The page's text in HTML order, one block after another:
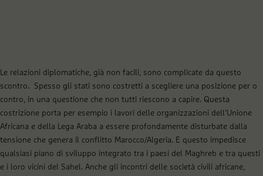
Le relazioni diplomatiche, già non facili, sono complicate da questo
scontro. Spesso gli stati sono costretti a scegliere una posizione per o
contro, in una questione che non tutti riescono a capire. Questa
costrizione porta per esempio i lavori delle organizzazioni dell’Unione
Africana e della Lega Araba a essere profondamente disturbate dalla
tensione che genera il conflitto Marocco/Algeria. E questo impedisce
qualsiasi piano di sviluppo integrato tra i paesi del Maghreb e tra questi
e i loro vicini del Sahel. Anche gli incontri delle società civili africane,